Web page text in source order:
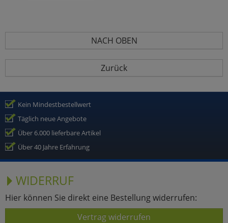
NACH OBEN
Zurück
Kein Mindestbestellwert
Täglich neue Angebote
Über 6.000 lieferbare Artikel
Über 40 Jahre Erfahrung
WIDERRUF
Hier können Sie direkt eine Bestellung widerrufen:
Vertrag widerrufen